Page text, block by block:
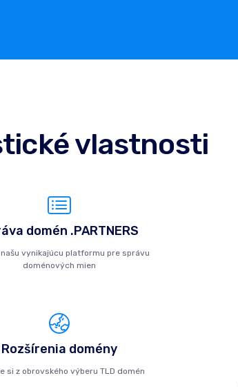
vlastnosti
domén .PARTNERS
vynikajúcu platformu pre správu
doménových mien
Rozšírenia domény
si z obrovského výberu TLD domén